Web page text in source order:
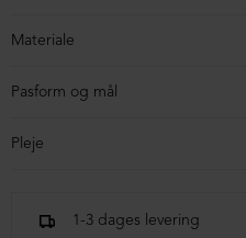
Materiale
Pasform og mål
Pleje
meget lav varme.1-3 dages levering